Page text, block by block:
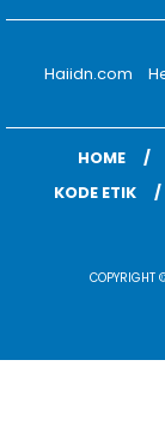
Haiidn.com
HOME
KODE ETIK